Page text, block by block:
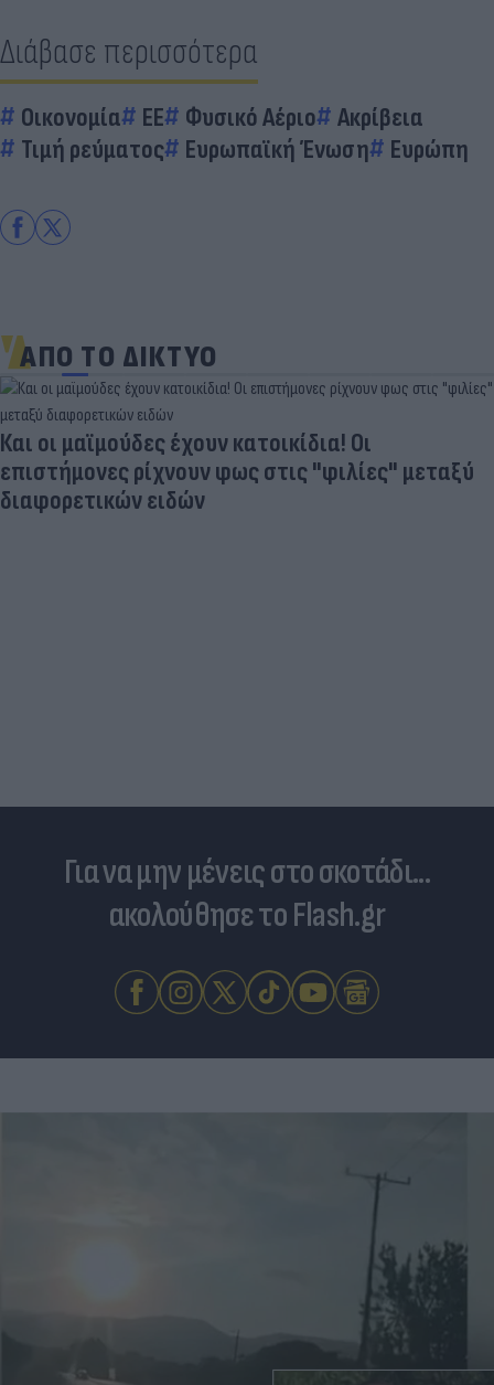
Διάβασε περισσότερα
Οικονομία EE Φυσικό Αέριο
Ακρίβεια
Τιμή ρεύματος
Ευρωπαϊκή Ένωση Ευρώπη
ΑΠΟ ΤΟ ΔΙΚΤΥΟ
Και οι μαϊμούδες έχουν κατοικίδια! Οι
επιστήμονες ρίχνουν φως στις "φιλίες" μεταξύ
διαφορετικών ειδών
Για να μην μένεις στο σκοτάδι...
ακολούθησε το Flash.gr